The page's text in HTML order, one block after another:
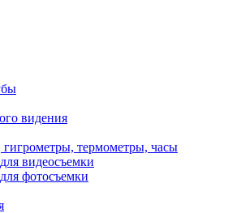
видения
термометры, часы
видеосъемки
фотосъемки